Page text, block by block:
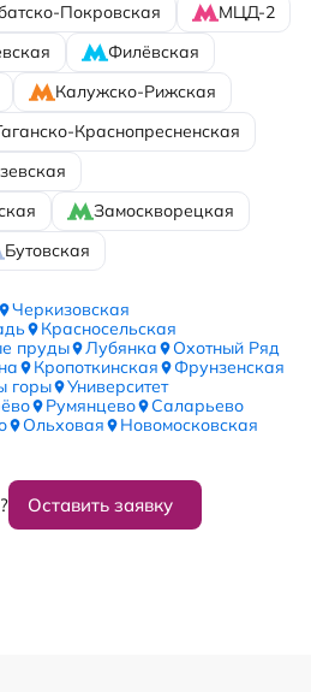
Покровская
МЦД-2
Филёвская
Калужско-Рижская
Краснопресненская
Замоскворецкая
Бутовская
Черкизовская
Красносельская
пруды Лубянка
Охотный Ряд
Кропоткинская
Фрунзенская
горы
Университет
Румянцево
Саларьево
Ольховая
Новомосковская
Оставить заявку